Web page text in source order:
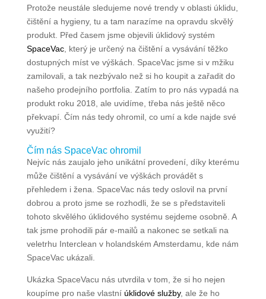
Protože neustále sledujeme nové trendy v oblasti úklidu,
čištění a hygieny, tu a tam narazíme na opravdu skvělý
produkt. Před časem jsme objevili úklidový systém
SpaceVac, který je určený na čištění a vysávání těžko
dostupných míst ve výškách. SpaceVac jsme si v mžiku
zamilovali, a tak nezbývalo než si ho koupit a zařadit do
našeho prodejního portfolia. Zatím to pro nás vypadá na
produkt roku 2018, ale uvidíme, třeba nás ještě něco
překvapí. Čím nás tedy ohromil, co umí a kde najde své
využití?
Čím nás SpaceVac ohromil
Nejvíc nás zaujalo jeho unikátní provedení, díky kterému
může čištění a vysávání ve výškách provádět s
přehledem i žena. SpaceVac nás tedy oslovil na první
dobrou a proto jsme se rozhodli, že se s představiteli
tohoto skvělého úklidového systému sejdeme osobně. A
tak jsme prohodili pár e-mailů a nakonec se setkali na
veletrhu Interclean v holandském Amsterdamu, kde nám
SpaceVac ukázali.
Ukázka SpaceVacu nás utvrdila v tom, že si ho nejen
koupíme pro naše vlastní úklidové služby, ale že ho